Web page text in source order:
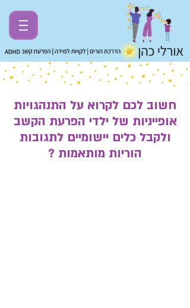
חשוב לכם לקרוא על התנהגויות
אופייניות של ילדי הפרעת הקשב
ולקבל כלים יישומיים לתגובות
הוריות מותאמות ?